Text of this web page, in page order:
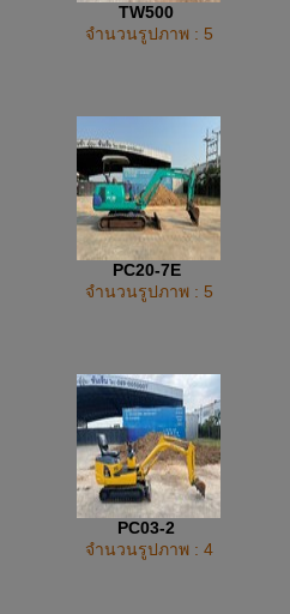
TW500
จำนวนรูปภาพ : 5
PC20-7E
จำนวนรูปภาพ : 5
PC03-2
จำนวนรูปภาพ : 4